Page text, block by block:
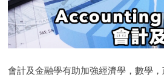
會計及金融學有助加強經濟學，數學